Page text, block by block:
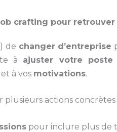
crafting pour retrouver
de changer d’entreprise
à ajuster votre poste
à vos motivations.
plusieurs actions concrètes
pour inclure plus de